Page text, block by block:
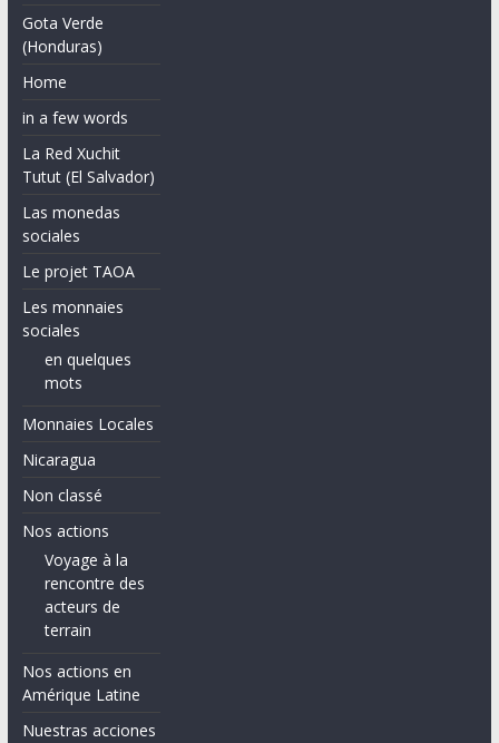
Gota Verde
(Honduras)
Home
in a few words
La Red Xuchit
Tutut (El Salvador)
Las monedas
sociales
Le projet TAOA
Les monnaies
sociales
en quelques
mots
Monnaies Locales
Nicaragua
Non classé
Nos actions
Voyage à la
rencontre des
acteurs de
terrain
Nos actions en
Amérique Latine
Nuestras acciones